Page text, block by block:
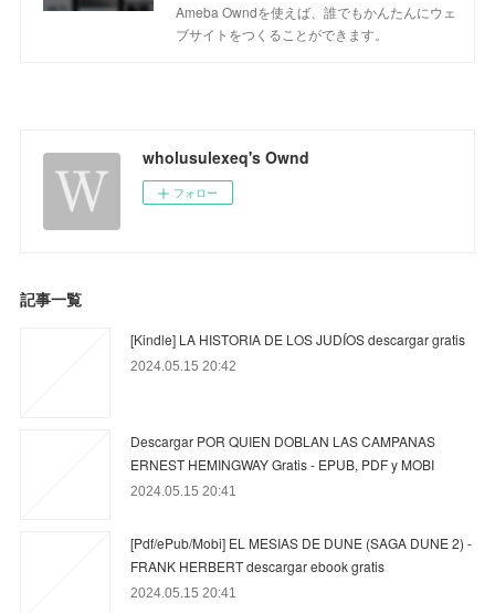
Ameba Owndを使えば、誰でもかんたんにウェ
ブサイトをつくることができます。
wholusulexeq's Ownd
フォロー
記事一覧
[Kindle] LA HISTORIA DE LOS JUDÍOS descargar gratis
2024.05.15 20:42
Descargar POR QUIEN DOBLAN LAS CAMPANAS
ERNEST HEMINGWAY Gratis - EPUB, PDF y MOBI
2024.05.15 20:41
[Pdf/ePub/Mobi] EL MESIAS DE DUNE (SAGA DUNE 2) -
FRANK HERBERT descargar ebook gratis
2024.05.15 20:41